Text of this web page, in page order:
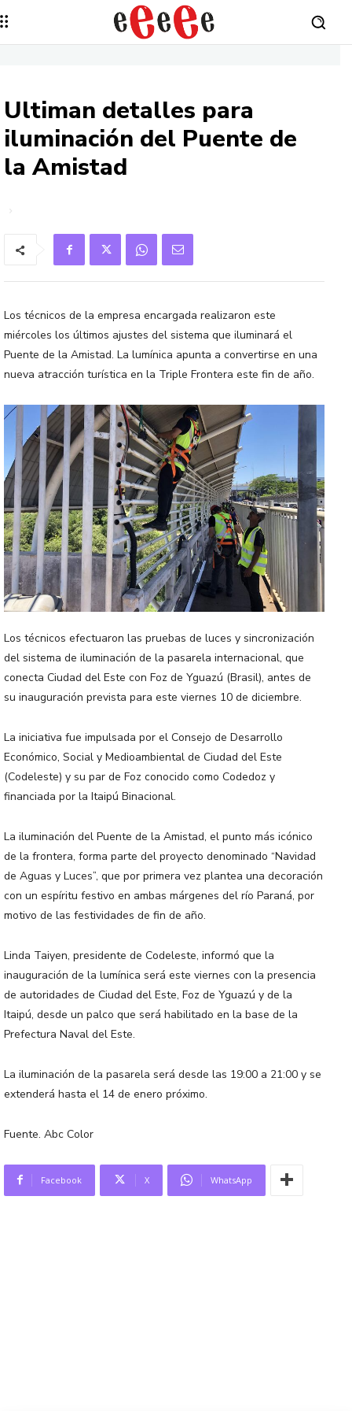
Ultiman detalles para
iluminación del Puente de
la Amistad
Los técnicos de la empresa encargada realizaron este
miércoles los últimos ajustes del sistema que iluminará el
Puente de la Amistad. La lumínica apunta a convertirse en una
nueva atracción turística en la Triple Frontera este fin de año.
Los técnicos efectuaron las pruebas de luces y sincronización
del sistema de iluminación de la pasarela internacional, que
conecta Ciudad del Este con Foz de Yguazú (Brasil), antes de
su inauguración prevista para este viernes 10 de diciembre.
La iniciativa fue impulsada por el Consejo de Desarrollo
Económico, Social y Medioambiental de Ciudad del Este
(Codeleste) y su par de Foz conocido como Codedoz y
financiada por la Itaipú Binacional.
La iluminación del Puente de la Amistad, el punto más icónico
de la frontera, forma parte del proyecto denominado “Navidad
de Aguas y Luces”, que por primera vez plantea una decoración
con un espíritu festivo en ambas márgenes del río Paraná, por
motivo de las festividades de fin de año.
Linda Taiyen, presidente de Codeleste, informó que la
inauguración de la lumínica será este viernes con la presencia
de autoridades de Ciudad del Este, Foz de Yguazú y de la
Itaipú, desde un palco que será habilitado en la base de la
Prefectura Naval del Este.
La iluminación de la pasarela será desde las 19:00 a 21:00 y se
extenderá hasta el 14 de enero próximo.
Fuente. Abc Color
Facebook X WhatsApp